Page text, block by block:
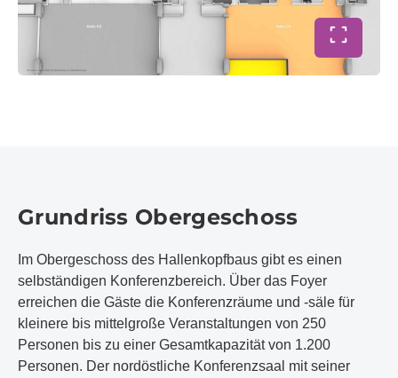
Vollbild
Grundriss Obergeschoss
Im Obergeschoss des Hallenkopfbaus gibt es einen
selbständigen Konferenzbereich. Über das Foyer
erreichen die Gäste die Konferenzräume und -säle für
kleinere bis mittelgroße Veranstaltungen von 250
Personen bis zu einer Gesamtkapazität von 1.200
Personen. Der nordöstliche Konferenzsaal mit seiner